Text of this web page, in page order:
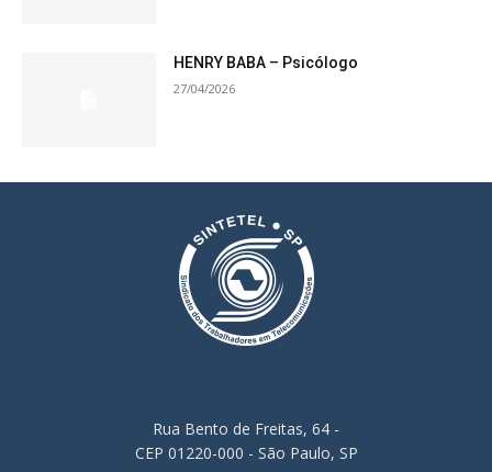
HENRY BABA – Psicólogo
27/04/2026
Rua Bento de Freitas, 64 -
CEP 01220-000 - São Paulo, SP